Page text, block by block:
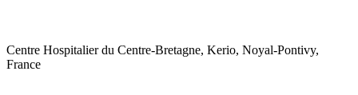
Centre Hospitalier du Centre-Bretagne, Kerio, Noyal-Pontivy,
France